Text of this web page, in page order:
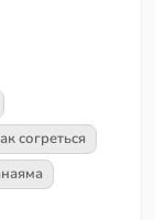
согреться